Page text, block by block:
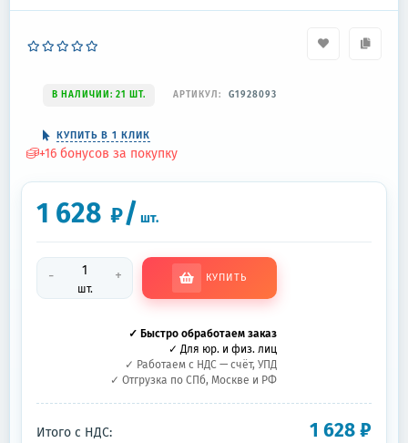
В НАЛИЧИИ: 21 ШТ. АРТИКУЛ: G1928093
КУПИТЬ В 1 КЛИК
+16 бонусов за покупку
1 628 ₽/ шт.
-
шт.
+ КУПИТЬ
✓ Быстро обработаем заказ
✓ Для юр. и физ. лиц
✓ Работаем с НДС — счёт, УПД
✓ Отгрузка по СПб, Москве и РФ
Итого с НДС: 1 628₽